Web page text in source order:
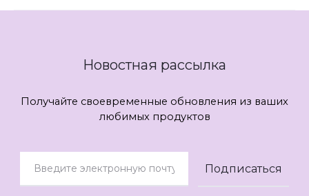
Новостная рассылка
Получайте своевременные обновления из ваших
любимых продуктов